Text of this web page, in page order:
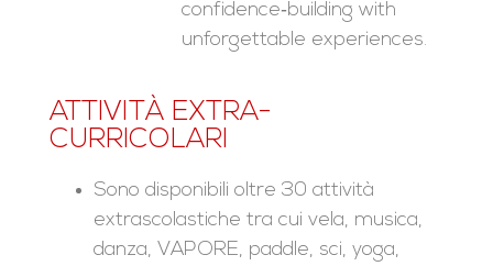
confidence‑building with
unforgettable experiences.
ATTIVITÀ EXTRA-
CURRICOLARI
Sono disponibili oltre 30 attività
extrascolastiche tra cui vela, musica,
danza, VAPORE, paddle, sci, yoga,